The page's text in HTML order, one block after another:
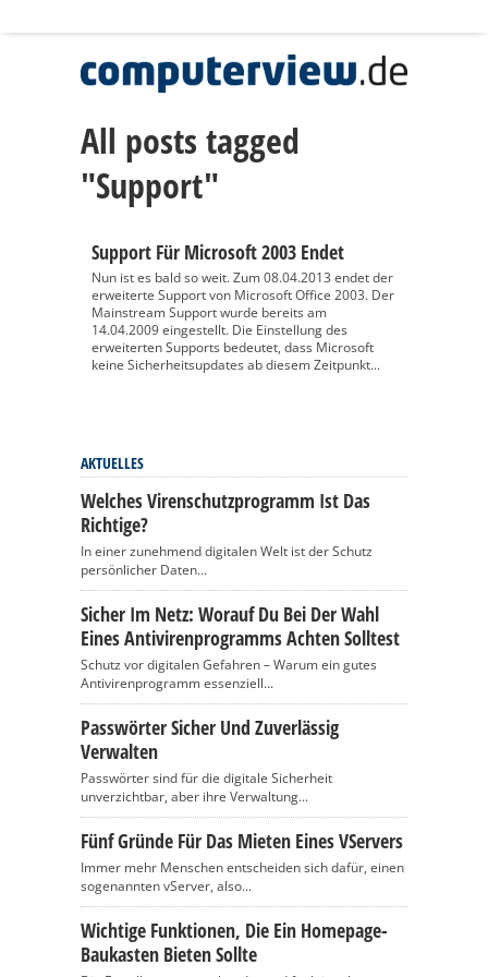
All posts tagged
"Support"
Support Für Microsoft 2003 Endet
Nun ist es bald so weit. Zum 08.04.2013 endet der
erweiterte Support von Microsoft Office 2003. Der
Mainstream Support wurde bereits am
14.04.2009 eingestellt. Die Einstellung des
erweiterten Supports bedeutet, dass Microsoft
keine Sicherheitsupdates ab diesem Zeitpunkt...
AKTUELLES
Welches Virenschutzprogramm Ist Das
Richtige?
In einer zunehmend digitalen Welt ist der Schutz
persönlicher Daten...
Sicher Im Netz: Worauf Du Bei Der Wahl
Eines Antivirenprogramms Achten Solltest
Schutz vor digitalen Gefahren – Warum ein gutes
Antivirenprogramm essenziell...
Passwörter Sicher Und Zuverlässig
Verwalten
Passwörter sind für die digitale Sicherheit
unverzichtbar, aber ihre Verwaltung...
Fünf Gründe Für Das Mieten Eines VServers
Immer mehr Menschen entscheiden sich dafür, einen
sogenannten vServer, also...
Wichtige Funktionen, Die Ein Homepage-
Baukasten Bieten Sollte